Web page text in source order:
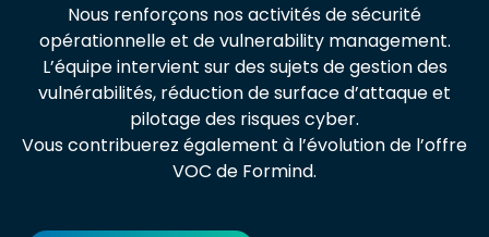
Nous renforçons nos activités de sécurité
opérationnelle et de vulnerability management.
L’équipe intervient sur des sujets de gestion des
vulnérabilités, réduction de surface d’attaque et
pilotage des risques cyber.
Vous contribuerez également à l’évolution de l’offre
VOC de Formind.